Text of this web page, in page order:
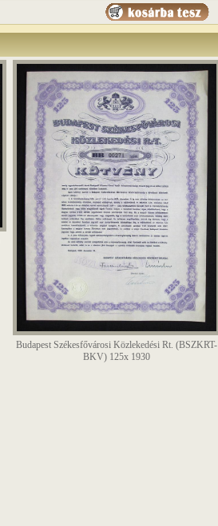
Budapest Székesfővárosi Közlekedési Rt. (BSZKRT-
BKV) 125x 1930